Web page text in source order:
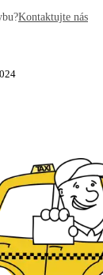
Kontaktujte nás